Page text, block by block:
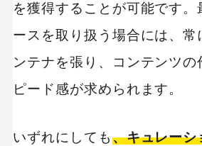
を獲得することが可能です。
ースを取り扱う場合には、常
ンテナを張り、コンテンツの
ピード感が求められます。
いずれにしても、キュレーシ